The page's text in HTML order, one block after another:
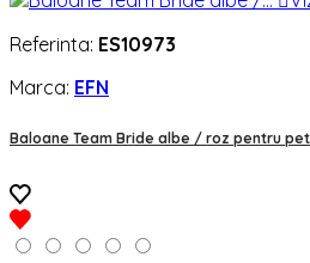
Referinta: ES10973
Marca: EFN
Baloane Team Bride albe / roz pentru